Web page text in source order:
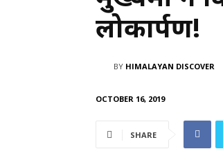
लोकार्पण!
BY HIMALAYAN DISCOVER
OCTOBER 16, 2019
SHARE